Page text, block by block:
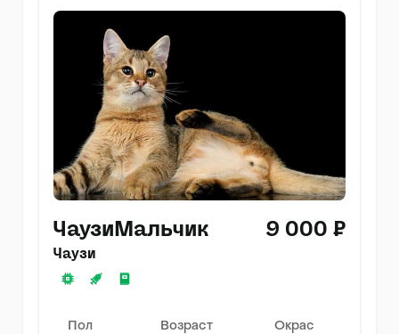
ЧаузиМальчик 9 000 ₽
Чаузи
Пол Возраст Окрас